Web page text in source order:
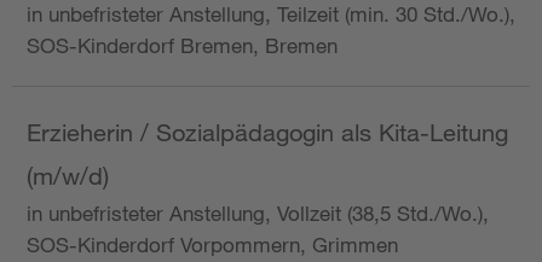
in unbefristeter Anstellung, Teilzeit (min. 30 Std./Wo.),
SOS-Kinderdorf Bremen, Bremen
Erzieherin / Sozialpädagogin als Kita-Leitung
(m/w/d)
in unbefristeter Anstellung, Vollzeit (38,5 Std./Wo.),
SOS-Kinderdorf Vorpommern, Grimmen